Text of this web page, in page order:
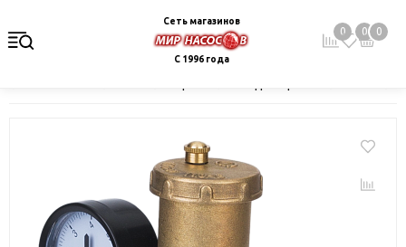
Сеть магазинов
С 1996 года
0 0 0